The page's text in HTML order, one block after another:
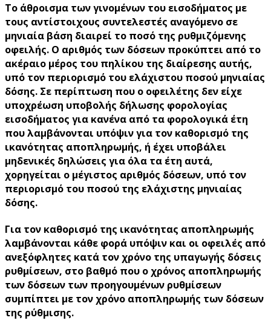
Το άθροισμα των γινομένων του εισοδήματος με
τους αντίστοιχους συντελεστές αναγόμενο σε
μηνιαία βάση διαιρεί το ποσό της ρυθμιζόμενης
οφειλής. Ο αριθμός των δόσεων προκύπτει από το
ακέραιο μέρος του πηλίκου της διαίρεσης αυτής,
υπό τον περιορισμό του ελάχιστου ποσού μηνιαίας
δόσης. Σε περίπτωση που ο οφειλέτης δεν είχε
υποχρέωση υποβολής δήλωσης φορολογίας
εισοδήματος για κανένα από τα φορολογικά έτη
που λαμβάνονται υπόψιν για τον καθορισμό της
ικανότητας αποπληρωμής, ή έχει υποβάλει
μηδενικές δηλώσεις για όλα τα έτη αυτά,
χορηγείται ο μέγιστος αριθμός δόσεων, υπό τον
περιορισμό του ποσού της ελάχιστης μηνιαίας
δόσης.
Για τον καθορισμό της ικανότητας αποπληρωμής
λαμβάνονται κάθε φορά υπόψιν και οι οφειλές από
ανεξόφλητες κατά τον χρόνο της υπαγωγής δόσεις
ρυθμίσεων, στο βαθμό που ο χρόνος αποπληρωμής
των δόσεων των προηγουμένων ρυθμίσεων
συμπίπτει με τον χρόνο αποπληρωμής των δόσεων
της ρύθμισης.